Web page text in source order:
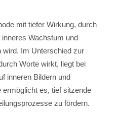
mit tiefer Wirkung, durch
Wachstum und
wird. Im Unterschied zur
Worte wirkt, liegt bei
inneren Bildern und
es, tief sitzende
zu fördern.